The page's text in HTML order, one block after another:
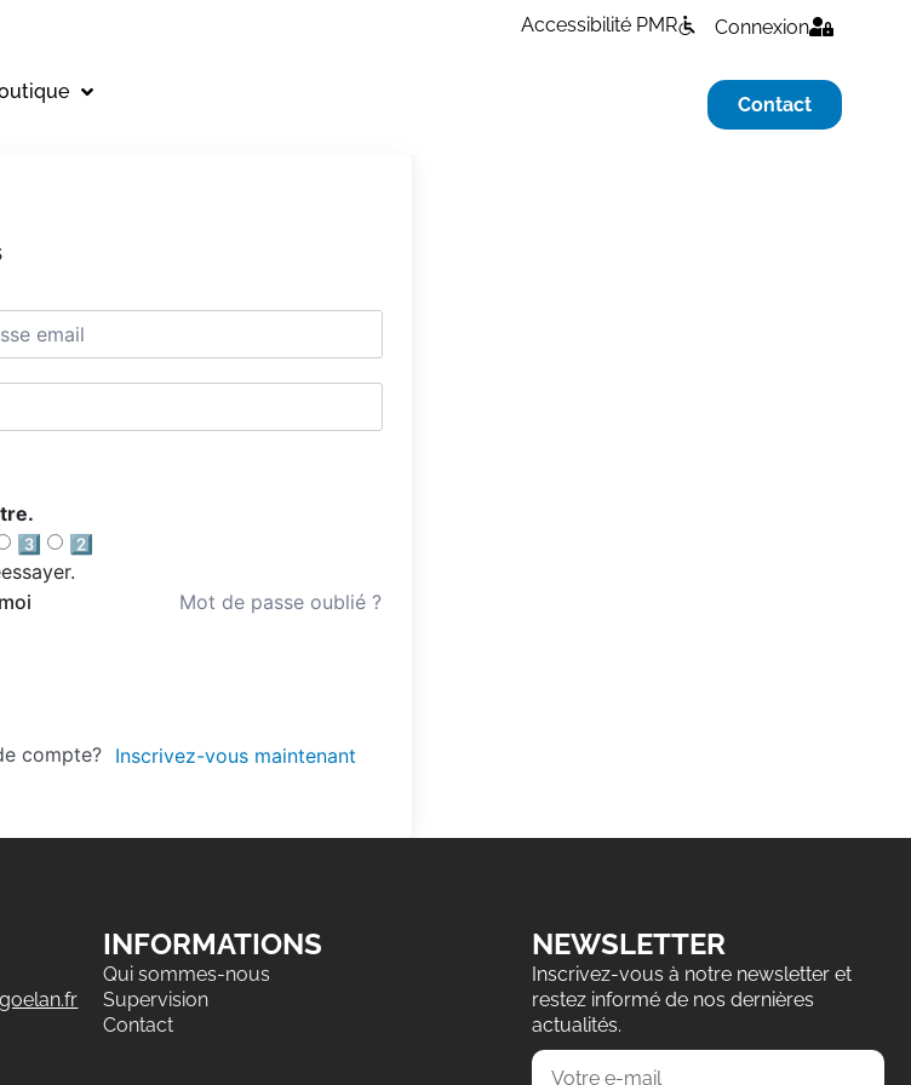
Accessibilité PMR Connexion
Contact
3️⃣
2️⃣
Mot de passe oublié ?
compte? Inscrivez-vous maintenant
INFORMATIONS
Qui sommes-nous
Supervision
Contact
NEWSLETTER
Inscrivez-vous à notre newsletter et
restez informé de nos dernières
actualités.